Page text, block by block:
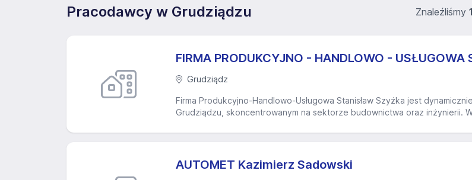
Pracodawcy w Grudziądzu Znaleźliśmy
FIRMA PRODUKCYJNO - HANDLOWO -
Grudziądz
Firma Produkcyjno-Handlowo-Usługowa Stanisław Szyżka jest
Grudziądzu, skoncentrowanym na sektorze budownictwa oraz inżynierii.
AUTOMET Kazimierz Sadowski